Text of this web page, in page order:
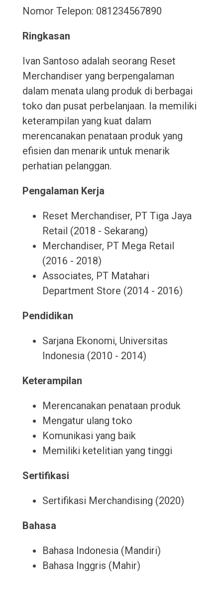
Nomor Telepon: 081234567890
Ringkasan
Ivan Santoso adalah seorang Reset
Merchandiser yang berpengalaman
dalam menata ulang produk di berbagai
toko dan pusat perbelanjaan. Ia memiliki
keterampilan yang kuat dalam
merencanakan penataan produk yang
efisien dan menarik untuk menarik
perhatian pelanggan.
Pengalaman Kerja
Reset Merchandiser, PT Tiga Jaya
Retail (2018 - Sekarang)
Merchandiser, PT Mega Retail
(2016 - 2018)
Associates, PT Matahari
Department Store (2014 - 2016)
Pendidikan
Sarjana Ekonomi, Universitas
Indonesia (2010 - 2014)
Keterampilan
Merencanakan penataan produk
Mengatur ulang toko
Komunikasi yang baik
Memiliki ketelitian yang tinggi
Sertifikasi
Sertifikasi Merchandising (2020)
Bahasa
Bahasa Indonesia (Mandiri)
Bahasa Inggris (Mahir)